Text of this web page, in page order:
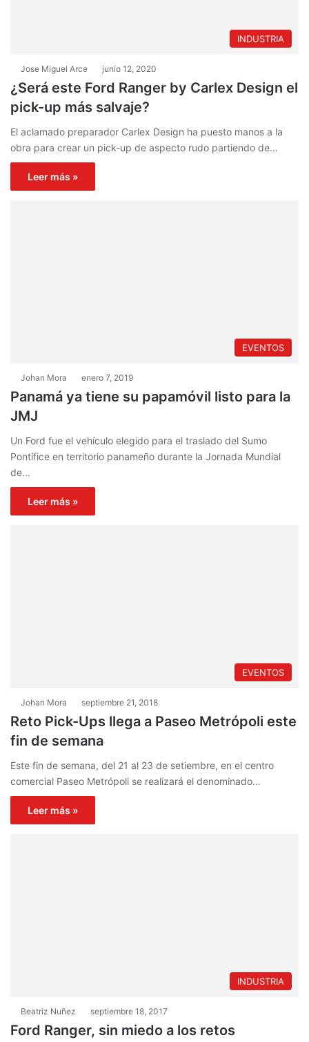
INDUSTRIA
Jose Miguel Arce junio 12, 2020
¿Será este Ford Ranger by Carlex Design el
pick-up más salvaje?
El aclamado preparador Carlex Design ha puesto manos a la
obra para crear un pick-up de aspecto rudo partiendo de…
Leer más »
EVENTOS
Johan Mora enero 7, 2019
Panamá ya tiene su papamóvil listo para la
JMJ
Un Ford fue el vehículo elegido para el traslado del Sumo
Pontífice en territorio panameño durante la Jornada Mundial
de…
Leer más »
EVENTOS
Johan Mora septiembre 21, 2018
Reto Pick-Ups llega a Paseo Metrópoli este
fin de semana
Este fin de semana, del 21 al 23 de setiembre, en el centro
comercial Paseo Metrópoli se realizará el denominado…
Leer más »
INDUSTRIA
Beatriz Nuñez septiembre 18, 2017
Ford Ranger, sin miedo a los retos